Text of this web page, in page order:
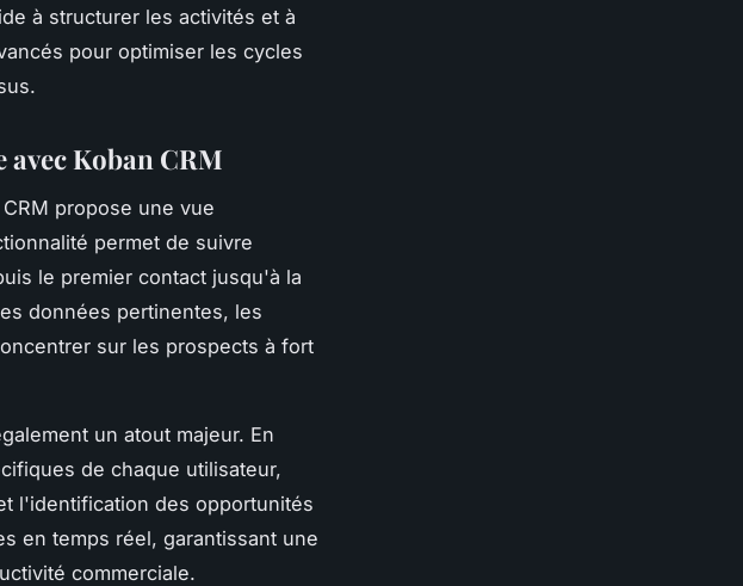
à structurer les activités et à
pour optimiser les cycles
avec Koban CRM
CRM propose une vue
permet de suivre
le premier contact jusqu'à la
données pertinentes, les
sur les prospects à fort
un atout majeur. En
de chaque utilisateur,
l'identification des opportunités
en temps réel, garantissant une
commerciale.